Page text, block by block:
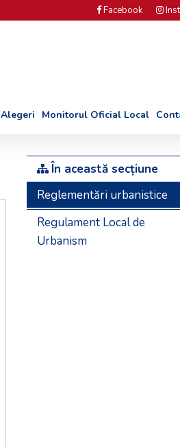
Facebook
Alegeri Monitorul Oficial Local
În această secțiune
Reglementări urbanistice
Regulament Local de
Urbanism